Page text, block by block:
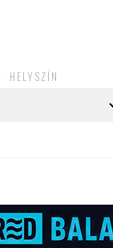
HELYSZÍN